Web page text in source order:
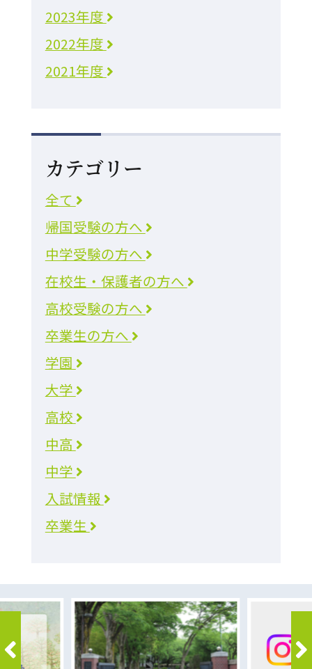
2023年度
2022年度
2021年度
カテゴリー
全て
帰国受験の方へ
中学受験の方へ
在校生・保護者の方へ
高校受験の方へ
卒業生の方へ
学園
大学
高校
中高
中学
入試情報
卒業生